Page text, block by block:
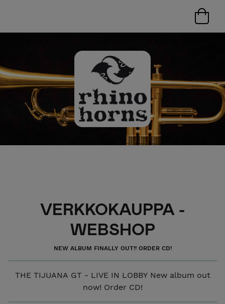
VERKKOKAUPPA -
WEBSHOP
NEW ALBUM FINALLY OUT!! ORDER CD!
THE TIJUANA GT - LIVE IN LOBBY New album out
now! Order CD!